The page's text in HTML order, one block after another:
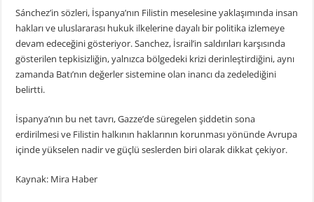
Sánchez’in sözleri, İspanya’nın Filistin meselesine yaklaşımında insan
hakları ve uluslararası hukuk ilkelerine dayalı bir politika izlemeye
devam edeceğini gösteriyor. Sanchez, İsrail’in saldırıları karşısında
gösterilen tepkisizliğin, yalnızca bölgedeki krizi derinleştirdiğini, aynı
zamanda Batı’nın değerler sistemine olan inancı da zedelediğini
belirtti.
İspanya’nın bu net tavrı, Gazze’de süregelen şiddetin sona
erdirilmesi ve Filistin halkının haklarının korunması yönünde Avrupa
içinde yükselen nadir ve güçlü seslerden biri olarak dikkat çekiyor.
Kaynak: Mira Haber